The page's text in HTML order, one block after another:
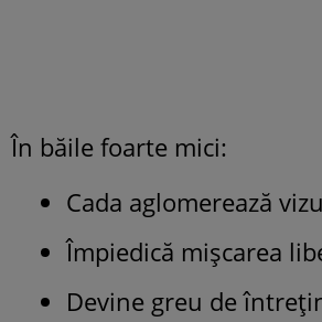
În băile foarte mici:
Cada aglomerează
Împiedică mișcarea
Devine greu de